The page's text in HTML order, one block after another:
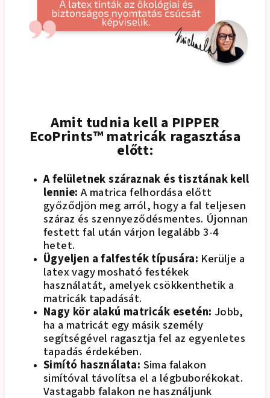
Amit tudnia kell a PIPPER
EcoPrints™ matricák ragasztása
előtt:
A felületnek száraznak és tisztának kell
lennie:A matrica felhordása előtt
győződjön meg arról, hogy a fal teljesen
száraz és szennyeződésmentes. Újonnan
festett fal után várjon legalább 3-4
hetet.
Ügyeljen a falfesték típusára: Kerülje a
latex vagy mosható festékek
használatát, amelyek csökkenthetik a
matricák tapadását.
Nagy kör alakú matricák esetén: Jobb,
ha a matricát egy másik személy
segítségével ragasztja fel az egyenletes
tapadás érdekében.
Simító használata: Sima falakon
simítóval távolítsa el a légbuborékokat.
Vastagabb falakon ne használjunk